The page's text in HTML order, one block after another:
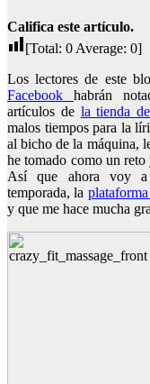
Califica este artículo.
[Total: 0 Average: 0]
Los lectores de este
Facebook habrán
artículos de la tienda
malos tiempos para la
al bicho de la máquina,
he tomado como un reto
Así que ahora voy a
temporada, la
y que me hace mucha